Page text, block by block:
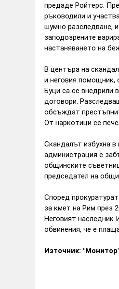
предаде Ройтерс.
ръководили и
шумно разследване,
заподозрените
настаняването на
В центъра на
и неговия помощник,
Буци са се внедрили
договори.
обсъждат
От наркотици се
Скандалът избухна в
администрация е
общинските
председател на
Според
за кмет на Рим през
Неговият наследник
обвинения, че е
Източник: